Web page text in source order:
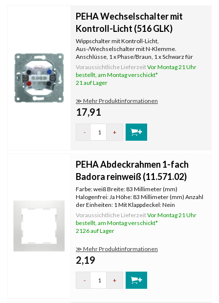
PEHA Wechselschalter mit
Kontroll-Licht (516 GLK)
Wippschalter mit Kontroll-Licht,
Aus-/Wechselschalter mit N-Klemme.
Anschlüsse, 1 x Phase/Braun, 1 x Schwarz für
Ein/Aus, 1 x Null/Blau für Kontrollleuchte.
Anschlüsse, 1 x Phase/Braun, 2 x Schwarz für
Wechselschaltung, 1 x Neutral/Blau.
Voraussichtliche LieferzeitVor Montag 21 Uhr
bestellt, am Montag verschickt*
21 auf Lager
≫ Mehr Produktinformationen
17,91
- +
PEHA Abdeckrahmen 1-fach
Badora reinweiß (11.571.02)
Farbe: weiß Breite: 83 Millimeter (mm)
Halogenfrei: Ja Höhe: 83 Millimeter (mm) Anzahl
der Einheiten: 1 Mit Klappdeckel: Nein
Oberflächenschutz: unbehandelt
Textfeld/Beschriftungsfläche: Nein
Werkstoffgüte: Thermoplast Werkstoff:
Kunststoff Befestig
Voraussichtliche LieferzeitVor Montag 21 Uhr
bestellt, am Montag verschickt*
2126 auf Lager
≫ Mehr Produktinformationen
2,19
- +